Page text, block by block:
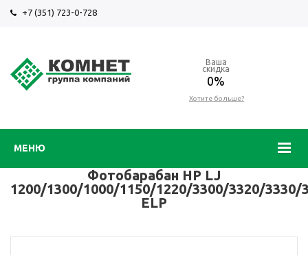
+7 (351) 723-0-728
МЕНЮ
Ваша
скидка
0%
Хотите больше?
Фотобарабан HP LJ
1200/1300/1000/1150/1220/3300/3320/3330/
ELP